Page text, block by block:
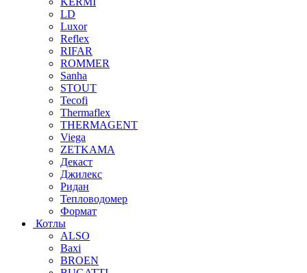
LD
Luxor
Reflex
RIFAR
ROMMER
Sanha
STOUT
Tecofi
Thermaflex
THERMAGENT
Viega
ZETKAMA
Декаст
Джилекс
Ридан
Тепловодомер
Формат
Котлы
ALSO
Baxi
BROEN